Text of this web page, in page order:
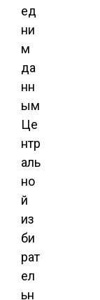
ед
ни
м
да
нн
ым
Це
нтр
аль
но
й
из
би
рат
ел
ьн